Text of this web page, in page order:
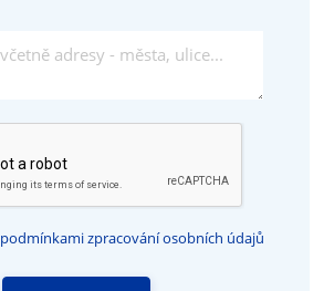
podmínkami zpracování osobních údajů